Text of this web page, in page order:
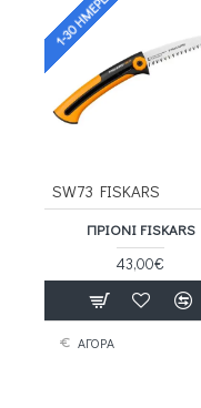
1-30 ΗΜΈΡΕΣ
SW73 FISKARS
ΠΡΙΌΝΙ FISKARS
43,00€
ΑΓΟΡΑ